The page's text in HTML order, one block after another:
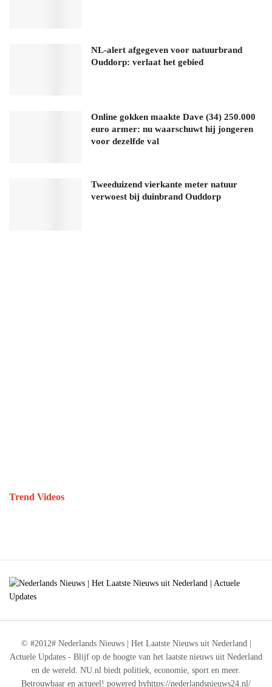
NL-alert afgegeven voor natuurbrand
Ouddorp: verlaat het gebied
Online gokken maakte Dave (34) 250.000
euro armer: nu waarschuwt hij jongeren
voor dezelfde val
Tweeduizend vierkante meter natuur
verwoest bij duinbrand Ouddorp
Trend Videos
© #2012# Nederlands Nieuws | Het Laatste Nieuws uit Nederland |
Actuele Updates - Blijf op de hoogte van het laatste nieuws uit Nederland
en de wereld. NU.nl biedt politiek, economie, sport en meer.
Betrouwbaar en actueel! powered byhttps://nederlandsnieuws24.nl/